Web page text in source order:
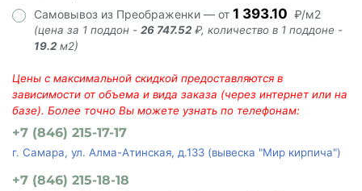
Самовывоз из Преображенки — от 1 393.10 ₽/м2
(цена за 1 поддон - 26 747.52 ₽, количество в 1 поддоне -
19.2 м2)
Цены с максимальной скидкой предоставляются в
зависимости от объема и вида заказа (через интернет или на
базе). Более точно Вы можете узнать по телефонам:
+7 (846) 215-17-17
г. Самара, ул. Алма-Атинская, д.133 (вывеска "Мир кирпича")
+7 (846) 215-18-18